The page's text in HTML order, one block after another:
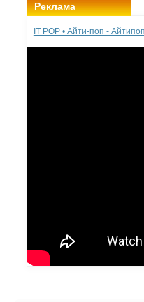
Реклама
IT POP • Айти-поп -